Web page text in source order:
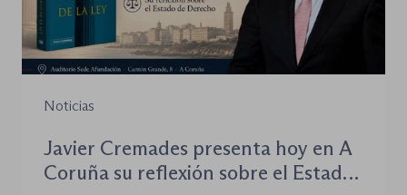
Noticias
Javier Cremades presenta hoy en A
Coruña su reflexión sobre el Estado